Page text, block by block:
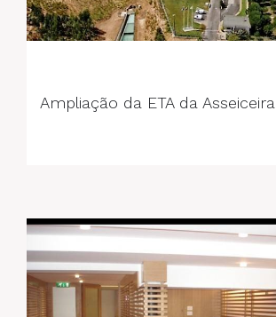
Ampliação da ETA da Asseiceira